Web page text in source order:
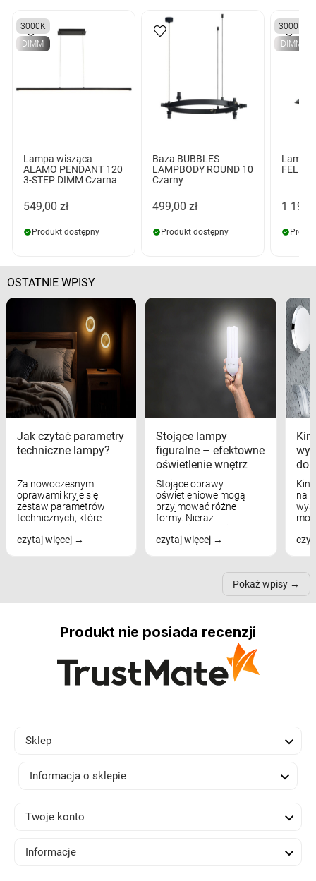
3000K
DIMM
Lampa wisząca
ALAMO PENDANT 120
3-STEP DIMM Czarna
549,00 zł
Produkt dostępny
Baza BUBBLES
LAMPBODY ROUND 10
Czarny
499,00 zł
Produkt dostępny
3000K
DIMM
Lampa
1
OSTATNIE WPISY
Jak czytać parametry
techniczne lampy?
Za nowoczesnymi
oprawami kryje się
zestaw parametrów
technicznych, które
bezpośrednio wpływają
na komfort widzenia,
czytaj więcej
Stojące lampy
figuralne – efektowne
oświetlenie wnętrz
Stojące oprawy
oświetleniowe mogą
przyjmować różne
formy. Nieraz
wspominaliśmy już
modele na łukowych
nich może przydać się w
czytaj więcej
na
Pokaż wpisy
Produkt nie posiada recenzji
Sklep 
Informacja o sklepie 
Twoje konto 
Informacje 